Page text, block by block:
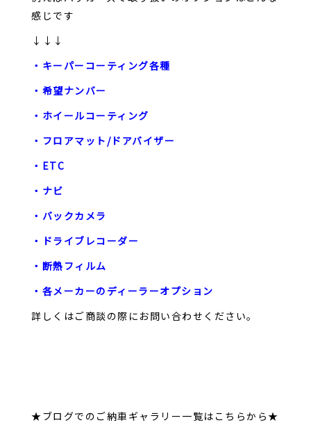
感じです
↓↓↓
・キーパーコーティング各種
・希望ナンバー
・ホイールコーティング
・フロアマット/ドアバイザー
・ETC
・ナビ
・バックカメラ
・ドライブレコーダー
・断熱フィルム
・各メーカーのディーラーオプション
詳しくはご商談の際にお問い合わせください。
★ブログでのご納車ギャラリー一覧はこちらから★